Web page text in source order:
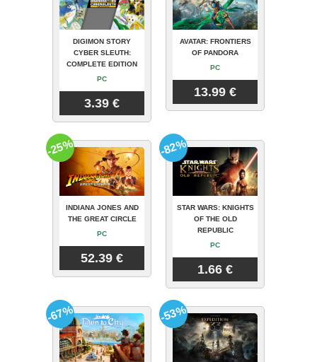
DIGIMON STORY
CYBER SLEUTH:
COMPLETE EDITION
PC
3.39 €
AVATAR: FRONTIERS
OF PANDORA
PC
13.99 €
INDIANA JONES AND
THE GREAT CIRCLE
PC
52.39 €
-25%
STAR WARS: KNIGHTS
OF THE OLD
REPUBLIC
PC
1.66 €
-82%
-67% -53%